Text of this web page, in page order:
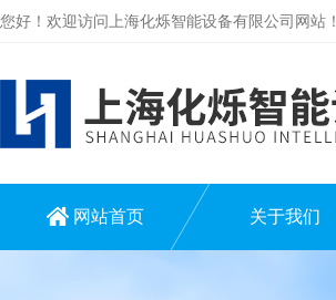
您好！欢迎访问上海化烁智能设备有限公司网站！
网站首页 关于我们